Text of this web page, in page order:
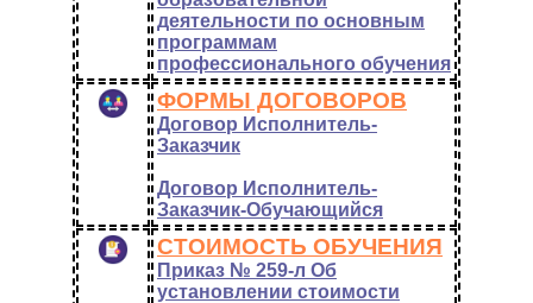
деятельности по основным
программам
профессионального обучения
ФОРМЫ ДОГОВОРОВ
Договор Исполнитель-
Заказчик
Договор Исполнитель-
Заказчик-Обучающийся
СТОИМОСТЬ ОБУЧЕНИЯ
Приказ № 259-л Об
установлении стоимости